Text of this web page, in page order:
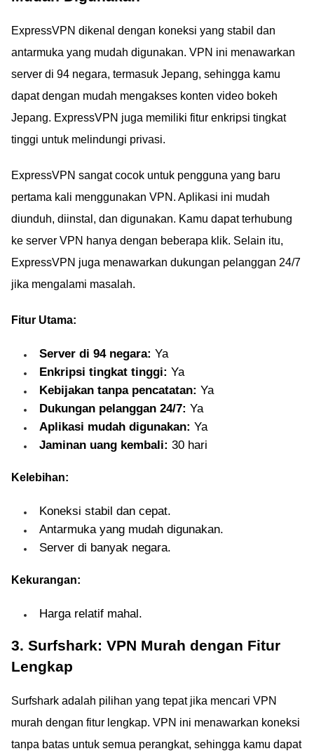
ExpressVPN dikenal dengan koneksi yang stabil dan
antarmuka yang mudah digunakan. VPN ini menawarkan
server di 94 negara, termasuk Jepang, sehingga kamu
dapat dengan mudah mengakses konten video bokeh
Jepang. ExpressVPN juga memiliki fitur enkripsi tingkat
tinggi untuk melindungi privasi.
ExpressVPN sangat cocok untuk pengguna yang baru
pertama kali menggunakan VPN. Aplikasi ini mudah
diunduh, diinstal, dan digunakan. Kamu dapat terhubung
ke server VPN hanya dengan beberapa klik. Selain itu,
ExpressVPN juga menawarkan dukungan pelanggan 24/7
jika mengalami masalah.
Fitur Utama:
Server di 94 negara: Ya
Enkripsi tingkat tinggi: Ya
Kebijakan tanpa pencatatan: Ya
Dukungan pelanggan 24/7: Ya
Aplikasi mudah digunakan: Ya
Jaminan uang kembali: 30 hari
Kelebihan:
Koneksi stabil dan cepat.
Antarmuka yang mudah digunakan.
Server di banyak negara.
Kekurangan:
Harga relatif mahal.
3. Surfshark: VPN Murah dengan Fitur
Lengkap
Surfshark adalah pilihan yang tepat jika mencari VPN
murah dengan fitur lengkap. VPN ini menawarkan koneksi
tanpa batas untuk semua perangkat, sehingga kamu dapat